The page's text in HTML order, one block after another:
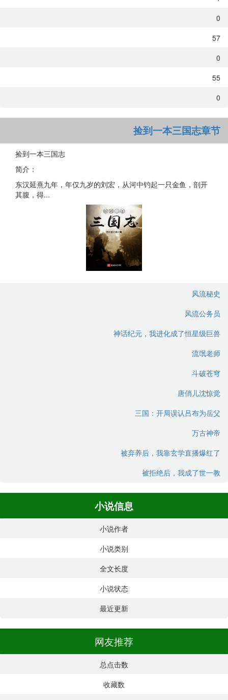
0
57
0
55
0
捡到一本三国志章节
捡到一本三国志
简介：
东汉延熹九年，年仅九岁的刘宏，从河中钓起一只金鱼，剖开
其腹，得...
风流秘史
风流公务员
神话纪元，我进化成了恒星级巨兽
流氓老师
斗破苍穹
唐俏儿沈惊觉
三国：开局误认吕布为岳父
万古神帝
被弃养后，我靠玄学直播爆红了
被拒绝后，我成了世一教
小说信息
小说作者
小说类别
全文长度
小说状态
最近更新
网友推荐
总点击数
收藏数